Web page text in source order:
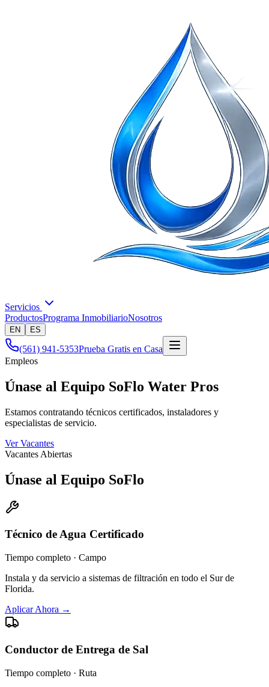
Servicios
ProductosPrograma InmobiliarioNosotros
EN ES
(561) 941-5353Prueba Gratis en Casa
Empleos
Únase al Equipo SoFlo Water Pros
Estamos contratando técnicos certificados, instaladores y
especialistas de servicio.
Ver Vacantes
Vacantes Abiertas
Únase al Equipo SoFlo
Técnico de Agua Certificado
Tiempo completo · Campo
Instala y da servicio a sistemas de filtración en todo el Sur de
Florida.
Aplicar Ahora →
Conductor de Entrega de Sal
Tiempo completo · Ruta